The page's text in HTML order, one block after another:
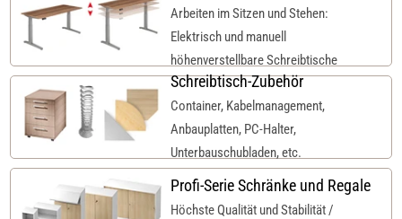
Arbeiten im Sitzen und Stehen:
Elektrisch und manuell
höhenverstellbare Schreibtische
Schreibtisch-Zubehör
Container, Kabelmanagement,
Anbauplatten, PC-Halter,
Unterbauschubladen, etc.
Profi-Serie Schränke und Regale
Höchste Qualität und Stabilität /